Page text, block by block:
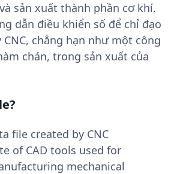
sản xuất thành phần cơ khí.
dẫn điều khiển số để chỉ đạo
chẳng hạn như một công
chán, trong sản xuất của
file created by CNC
of CAD tools used for
mechanical